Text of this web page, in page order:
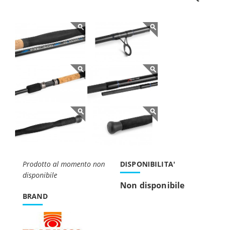
Prodotto al momento non
disponibile
BRAND
DISPONIBILITA'
Non disponibile